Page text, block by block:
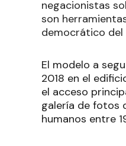
negacionistas
son
democrático del
El modelo a
2018 en el
el acceso
galería de fotos
humanos entre